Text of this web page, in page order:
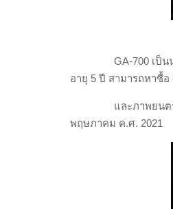
GA-700 เป็
อายุ 5 ปี สามารถหาซื้อ
และภาพยนต
พฤษภาคม ค.ศ. 2021